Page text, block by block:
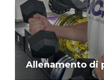
Allenamento di